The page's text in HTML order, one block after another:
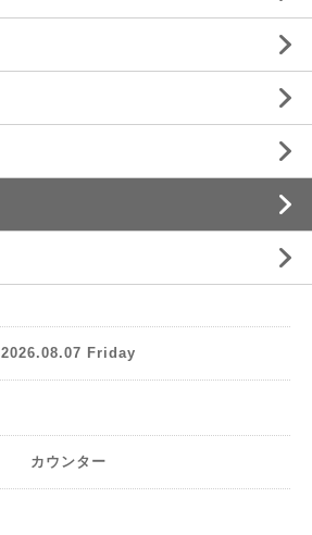
2026.08.07 Friday
カウンター